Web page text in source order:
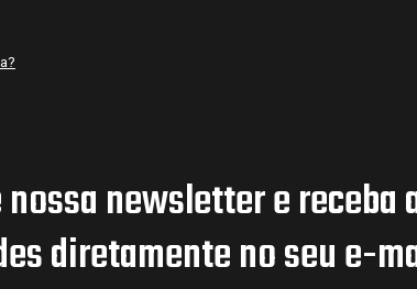
newsletter e receba
diretamente no seu e-